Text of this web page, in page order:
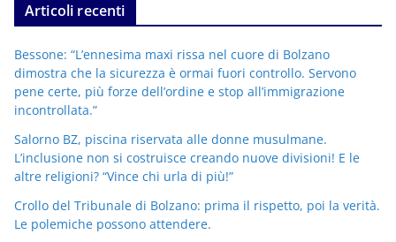
Articoli recenti
Bessone: “L’ennesima maxi rissa nel cuore di Bolzano
dimostra che la sicurezza è ormai fuori controllo. Servono
pene certe, più forze dell’ordine e stop all’immigrazione
incontrollata.”
Salorno BZ, piscina riservata alle donne musulmane.
L’inclusione non si costruisce creando nuove divisioni! E le
altre religioni? “Vince chi urla di più!”
Crollo del Tribunale di Bolzano: prima il rispetto, poi la verità.
Le polemiche possono attendere.